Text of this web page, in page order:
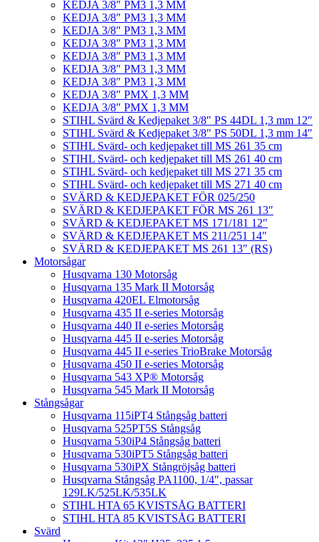
KEDJA 3/8″ PM3 1,3 MM
KEDJA 3/8″ PM3 1,3 MM
KEDJA 3/8″ PM3 1,3 MM
KEDJA 3/8″ PM3 1,3 MM
KEDJA 3/8″ PM3 1,3 MM
KEDJA 3/8″ PM3 1,3 MM
KEDJA 3/8″ PM3 1,3 MM
KEDJA 3/8″ PMX 1,3 MM
KEDJA 3/8″ PMX 1,3 MM
STIHL Svärd & Kedjepaket 3/8″ PS 44DL 1,3 mm 12″
STIHL Svärd & Kedjepaket 3/8″ PS 50DL 1,3 mm 14″
STIHL Svärd- och kedjepaket till MS 261 35 cm
STIHL Svärd- och kedjepaket till MS 261 40 cm
STIHL Svärd- och kedjepaket till MS 271 35 cm
STIHL Svärd- och kedjepaket till MS 271 40 cm
SVÄRD & KEDJEPAKET FÖR 025/250
SVÄRD & KEDJEPAKET FÖR MS 261 13″
SVÄRD & KEDJEPAKET MS 171/181 12″
SVÄRD & KEDJEPAKET MS 211/251 14″
SVÄRD & KEDJEPAKET MS 261 13″ (RS)
Motorsågar
Husqvarna 130 Motorsåg
Husqvarna 135 Mark II Motorsåg
Husqvarna 420EL Elmotorsåg
Husqvarna 435 II e-series Motorsåg
Husqvarna 440 II e-series Motorsåg
Husqvarna 445 II e-series Motorsåg
Husqvarna 445 II e-series TrioBrake Motorsåg
Husqvarna 450 II e-series Motorsåg
Husqvarna 543 XP® Motorsåg
Husqvarna 545 Mark II Motorsåg
Stångsågar
Husqvarna 115iPT4 Stångsåg batteri
Husqvarna 525PT5S Stångsåg
Husqvarna 530iP4 Stångsåg batteri
Husqvarna 530iPT5 Stångsåg batteri
Husqvarna 530iPX Stångröjsåg batteri
Husqvarna Stångsåg PA1100, 1/4″, passar
129LK/525LK/535LK
STIHL HTA 65 KVISTSÅG BATTERI
STIHL HTA 85 KVISTSÅG BATTERI
Svärd